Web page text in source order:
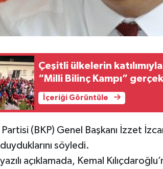
Çeşitli ülkelerin
“Milli Bilinç Kampı”
İçeriği Görüntüle
Partisi (BKP) Genel Başkanı İzzet
söyledi.
yazılı açıklamada, Kemal